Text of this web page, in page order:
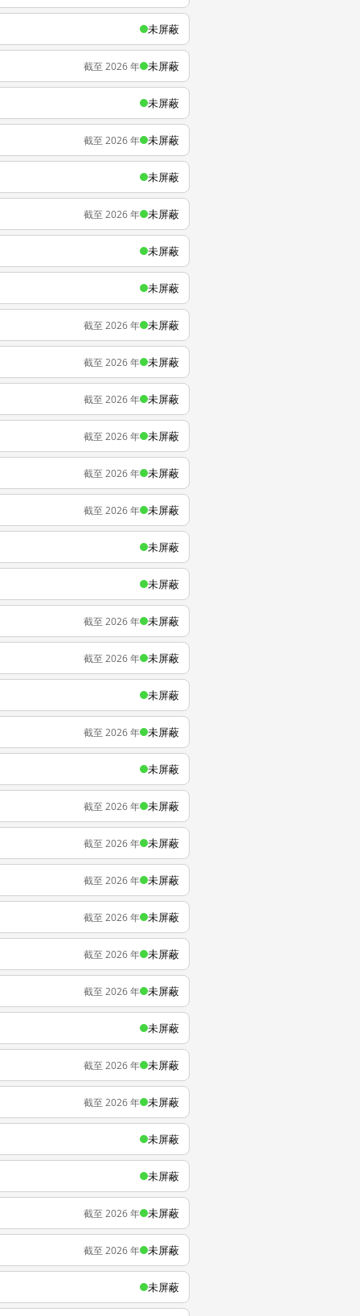
未屏蔽
截至 2026 年 未屏蔽
未屏蔽
截至 2026 年 未屏蔽
未屏蔽
截至 2026 年 未屏蔽
未屏蔽
未屏蔽
截至 2026 年 未屏蔽
截至 2026 年 未屏蔽
截至 2026 年 未屏蔽
截至 2026 年 未屏蔽
截至 2026 年 未屏蔽
截至 2026 年 未屏蔽
未屏蔽
未屏蔽
截至 2026 年 未屏蔽
截至 2026 年 未屏蔽
未屏蔽
截至 2026 年 未屏蔽
未屏蔽
截至 2026 年 未屏蔽
截至 2026 年 未屏蔽
截至 2026 年 未屏蔽
截至 2026 年 未屏蔽
截至 2026 年 未屏蔽
截至 2026 年 未屏蔽
未屏蔽
截至 2026 年 未屏蔽
截至 2026 年 未屏蔽
未屏蔽
未屏蔽
截至 2026 年 未屏蔽
截至 2026 年 未屏蔽
未屏蔽